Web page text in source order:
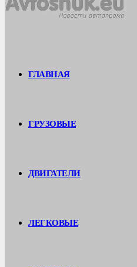
ГЛАВНАЯ
ГРУЗОВЫЕ
ДВИГАТЕЛИ
ЛЕГКОВЫЕ